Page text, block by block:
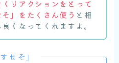
くリアクションをとって
そ」をたくさん使う と相
くなってくれますよ。
せそ」